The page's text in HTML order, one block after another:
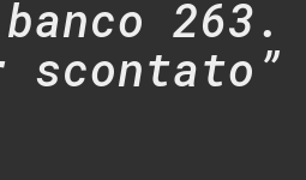
263.
scontato”